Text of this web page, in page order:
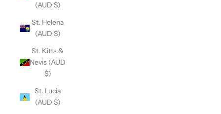
(AUD $)
St. Helena
(AUD $)
St. Kitts &
Nevis (AUD
$)
St. Lucia
(AUD $)